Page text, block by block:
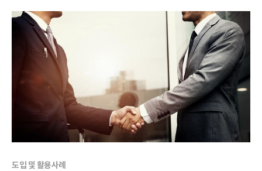
좀더 직관적인 이해를 돕기 위해 맞춤형에 대한 설명은 제외하
겠습니다. :) 혹시 맞춤형 CRM 솔루션에 대해 궁금하시다면
도입 및 활용사례